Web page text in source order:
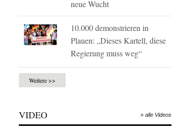
neue Wucht
10.000 demonstrieren in
Plauen: „Dieses Kartell, diese
Regierung muss weg“
Weitere >>
VIDEO » alle Videos